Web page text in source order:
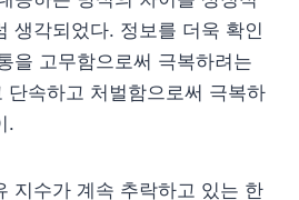
생각되었다. 정보를 더욱 확인
을 고무함으로써 극복하려는
단속하고 처벌함으로써 극복하
.
지수가 계속 추락하고 있는 한